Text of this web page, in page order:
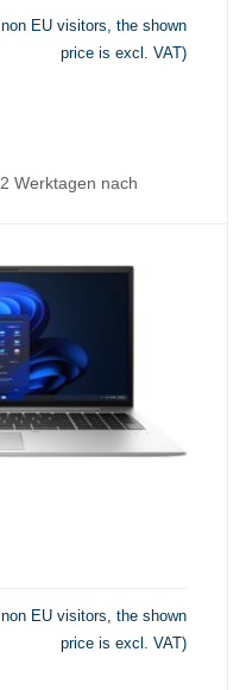
EU visitors, the shown
price is excl. VAT)
Werktagen nach
EU visitors, the shown
price is excl. VAT)